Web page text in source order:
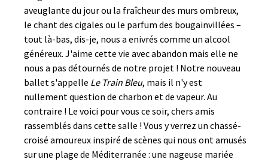
aveuglante du jour ou la fraîcheur des murs ombreux,
le chant des cigales ou le parfum des bougainvillées –
tout là-bas, dis-je, nous a enivrés comme un alcool
généreux. J'aime cette vie avec abandon mais elle ne
nous a pas détournés de notre projet ! Notre nouveau
ballet s'appelle Le Train Bleu, mais il n'y est
nullement question de charbon et de vapeur. Au
contraire ! Le voici pour vous ce soir, chers amis
rassemblés dans cette salle ! Vous y verrez un chassé-
croisé amoureux inspiré de scènes qui nous ont amusés
sur une plage de Méditerranée : une nageuse mariée